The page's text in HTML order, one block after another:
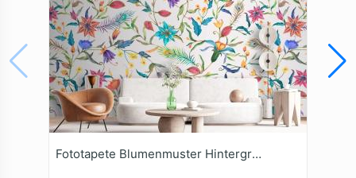
Fototapete Blumenmuster Hintergrund